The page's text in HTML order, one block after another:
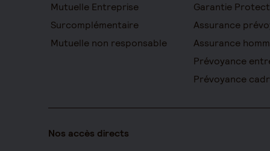
Mutuelle Entreprise
Surcomplémentaire
Mutuelle non responsable
Garantie
Assurance
Assurance
Prévoyance
Prévoyance
Nos accès directs